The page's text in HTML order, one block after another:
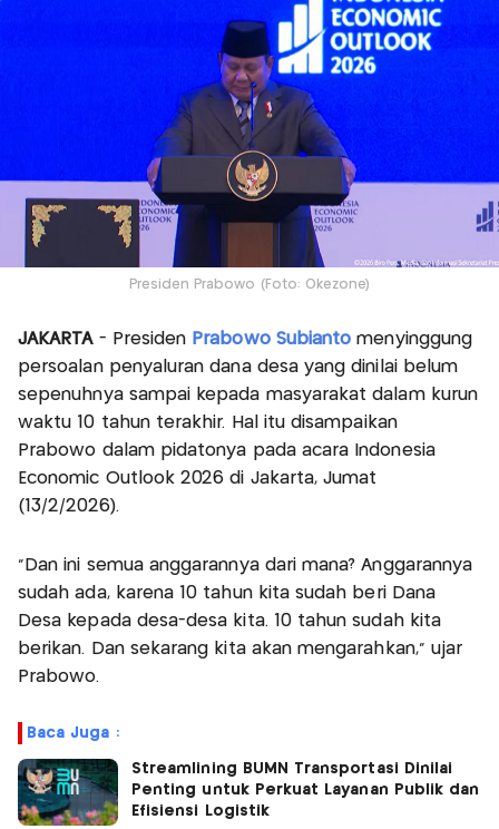
Presiden Prabowo (Foto: Okezone)
JAKARTA- Presiden Prabowo Subianto menyinggung
persoalan penyaluran dana desa yang dinilai belum
sepenuhnya sampai kepada masyarakat dalam kurun
waktu 10 tahun terakhir. Hal itu disampaikan
Prabowo dalam pidatonya pada acara Indonesia
Economic Outlook 2026 di Jakarta, Jumat
(13/2/2026).
“Dan ini semua anggarannya dari mana? Anggarannya
sudah ada, karena 10 tahun kita sudah beri Dana
Desa kepada desa-desa kita. 10 tahun sudah kita
berikan. Dan sekarang kita akan mengarahkan,” ujar
Prabowo.
Baca Juga :
Streamlining BUMN Transportasi Dinilai
Penting untuk Perkuat Layanan Publik dan
Efisiensi Logistik